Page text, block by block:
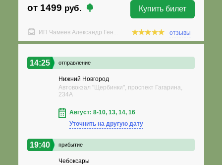
от 1499 руб. Купить билет
ИП Чамеев Александр Ген... отзывы
14:25 отправление
Нижний Новгород
Автовокзал "Щербинки", проспект Гагарина,
234А
Август: 8-10, 13, 14, 16
Уточнить на другую дату
19:40 прибытие
Чебоксары